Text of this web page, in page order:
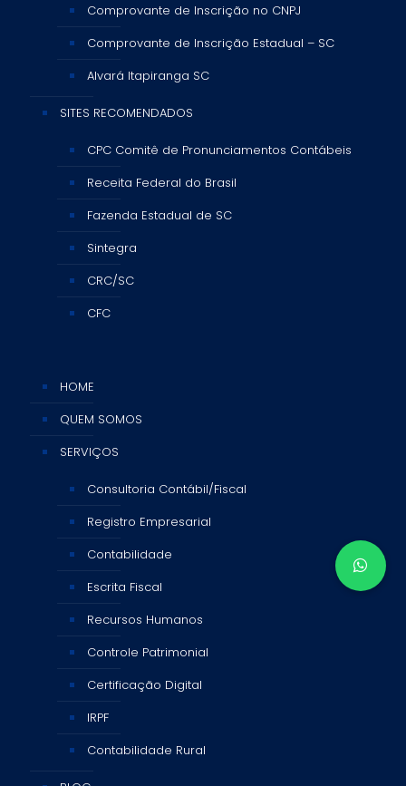
Comprovante de Inscrição no CNPJ
Comprovante de Inscrição Estadual – SC
Alvará Itapiranga SC
SITES RECOMENDADOS
CPC Comitê de Pronunciamentos Contábeis
Receita Federal do Brasil
Fazenda Estadual de SC
Sintegra
CRC/SC
CFC
HOME
QUEM SOMOS
SERVIÇOS
Consultoria Contábil/Fiscal
Registro Empresarial
Contabilidade
Escrita Fiscal
Recursos Humanos
Controle Patrimonial
Certificação Digital
IRPF
Contabilidade Rural